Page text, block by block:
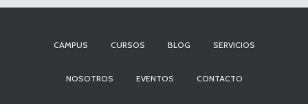
CAMPUS CURSOS BLOG SERVICIOS
NOSOTROS EVENTOS CONTACTO